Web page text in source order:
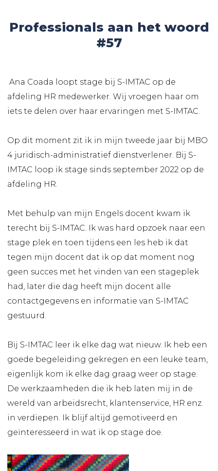
Professionals aan het woord
#57
Ana Coada loopt stage bij S-IMTAC op de
afdeling HR medewerker. Wij vroegen haar om
iets te delen over haar ervaringen met S-IMTAC.
Op dit moment zit ik in mijn tweede jaar bij MBO
4 juridisch-administratief dienstverlener. Bij S-
IMTAC loop ik stage sinds september 2022 op de
afdeling HR.
Met behulp van mijn Engels docent kwam ik
terecht bij S-IMTAC. Ik was hard opzoek naar een
stage plek en toen tijdens een les heb ik dat
tegen mijn docent dat ik op dat moment nog
geen succes met het vinden van een stageplek
had, later die dag heeft mijn docent alle
contactgegevens en informatie van S-IMTAC
gestuurd.
Bij S-IMTAC leer ik elke dag wat nieuw. Ik heb een
goede begeleiding gekregen en een leuke team,
eigenlijk kom ik elke dag graag weer op stage.
De werkzaamheden die ik heb laten mij in de
wereld van arbeidsrecht, klantenservice, HR enz.
in verdiepen. Ik blijf altijd gemotiveerd en
geïnteresseerd in wat ik op stage doe.